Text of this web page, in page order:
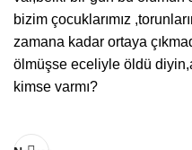
bizim çocuklarımız
zamana kadar ortaya
ölmüşse eceliyle öldü
kimse varmı?